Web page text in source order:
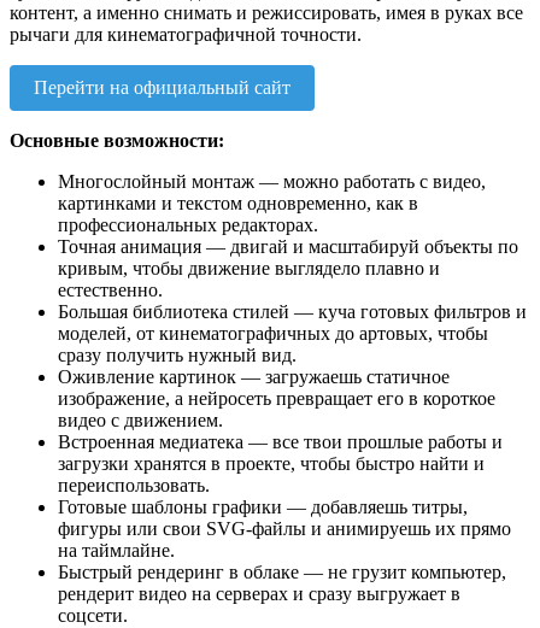
контент, а именно снимать и режиссировать, имея в руках все
рычаги для кинематографичной точности.
Перейти на официальный сайт
Основные возможности:
Многослойный монтаж — можно работать с видео,
картинками и текстом одновременно, как в
профессиональных редакторах.
Точная анимация — двигай и масштабируй объекты по
кривым, чтобы движение выглядело плавно и
естественно.
Большая библиотека стилей — куча готовых фильтров и
моделей, от кинематографичных до артовых, чтобы
сразу получить нужный вид.
Оживление картинок — загружаешь статичное
изображение, а нейросеть превращает его в короткое
видео с движением.
Встроенная медиатека — все твои прошлые работы и
загрузки хранятся в проекте, чтобы быстро найти и
переиспользовать.
Готовые шаблоны графики — добавляешь титры,
фигуры или свои SVG-файлы и анимируешь их прямо
на таймлайне.
Быстрый рендеринг в облаке — не грузит компьютер,
рендерит видео на серверах и сразу выгружает в
соцсети.